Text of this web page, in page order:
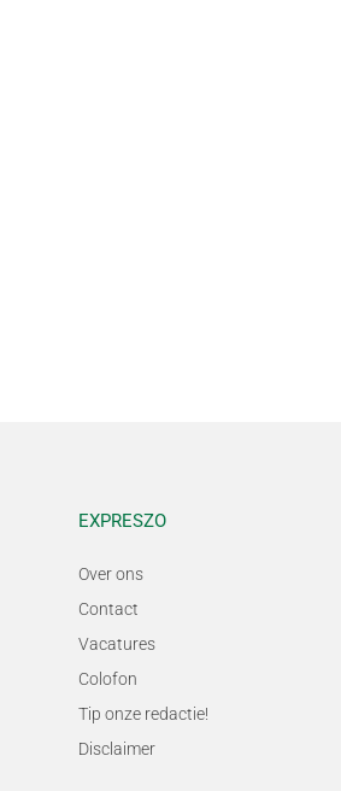
EXPRESZO
Over ons
Contact
Vacatures
Colofon
Tip onze redactie!
Disclaimer